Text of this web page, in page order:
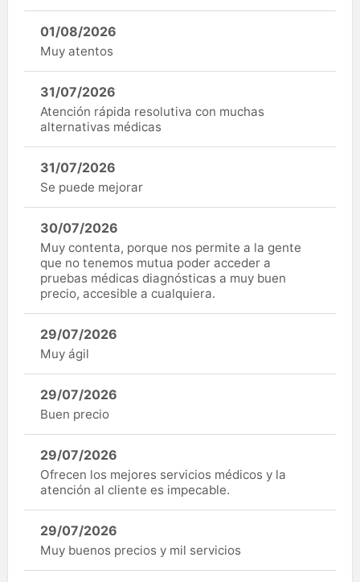
01/08/2026
Muy atentos
31/07/2026
Atención rápida resolutiva con muchas
alternativas médicas
31/07/2026
Se puede mejorar
30/07/2026
Muy contenta, porque nos permite a la gente
que no tenemos mutua poder acceder a
pruebas médicas diagnósticas a muy buen
precio, accesible a cualquiera.
29/07/2026
Muy ágil
29/07/2026
Buen precio
29/07/2026
Ofrecen los mejores servicios médicos y la
atención al cliente es impecable.
29/07/2026
Muy buenos precios y mil servicios